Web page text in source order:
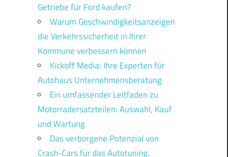
Getriebe für Ford kaufen?
Warum Geschwindigkeitsanzeigen
die Verkehrssicherheit in Ihrer
Kommune verbessern können
Kickoff Media: Ihre Experten für
Autohaus Unternehmensberatung
Ein umfassender Leitfaden zu
Motorradersatzteilen: Auswahl, Kauf
und Wartung
Das verborgene Potenzial von
Crash-Cars für das Autotuning.